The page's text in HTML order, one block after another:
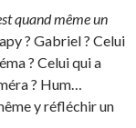
quand même un
? Gabriel ? Celui
? Celui qui a
? Hum…
y réfléchir un